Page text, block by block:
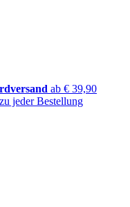
ab € 39,90
zu jeder Bestellung